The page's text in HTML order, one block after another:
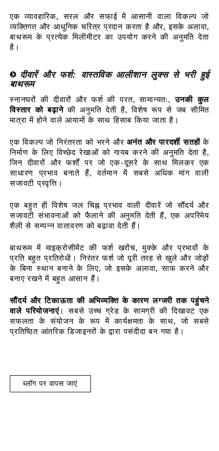
एक व्यावहारिक, सरल और सफाई में आसानी वाला विकल्प जो
व्यक्तिगत और आधुनिक चरित्र प्रदान करता है और, इसके अलावा,
बाथरूम के प्रत्येक मिलीमीटर का उपयोग करने की अनुमति देता
है।
दीवारें और फर्श: वास्तविक आलीशान लुक्स से भरी हुई
बाथरूम
स्नानघरों की दीवारों और फर्श की परत, सामान्यतः,उनकी कुल
विस्तार को बढ़ानेकी अनुमति देती है, विशेष रूप से जब सीमित
मात्रा में होने वाले आयामों के साथ हिसाब किया जाता है।
एक विकल्प जो निरंतरता को भरने औरअनंत और पारदर्शी सतहोंके
निर्माण के लिए विच्छेद रेखाओं को गायब करने की अनुमति देता है,
जिन दीवारों और फर्शों पर जो एक-दूसरे के साथ मिलकर एक
साधारण प्रभाव बनाते हैं, वर्तमान में सबसे अधिक मांग वाली
सजावटी प्रवृत्ति।
एक बहुत ही विशेष जल चिह्न प्रभाव वाली दीवारें जो सौंदर्य और
सजावटी संभावनाओं को फैलाने की अनुमति देती हैं, एक अपरिमेय
शैली से सम्पन्न वातावरण को बढ़ावा देती हैं।
बाथरूम में माइक्रोसीमेंट की फर्श खरोंच, मुक्के और प्रभावों के
प्रति बहुत प्रतिरोधी। निरंतर फर्श जो पूरी तरह से खुले और जोड़ों
के बिना स्थान बनाने के लिए, जो इसके अलावा, साफ करने और
बनाए रखने में बहुत आसान हैं।
सौंदर्य और टिकाऊता की अभिव्यक्ति के कारण लग्जरी तक पहुंचने
वाले परियोजनाएं। सबसे उच्च ग्रेड के सामग्री की दिखावट एक
सफलता के संयोजन के रूप में कार्यक्षमता के साथ, जो सबसे
प्रतिष्ठित आंतरिक डिजाइनरों के द्वारा पसंदीदा बन गया है।
ब्लॉग पर वापस जाएं